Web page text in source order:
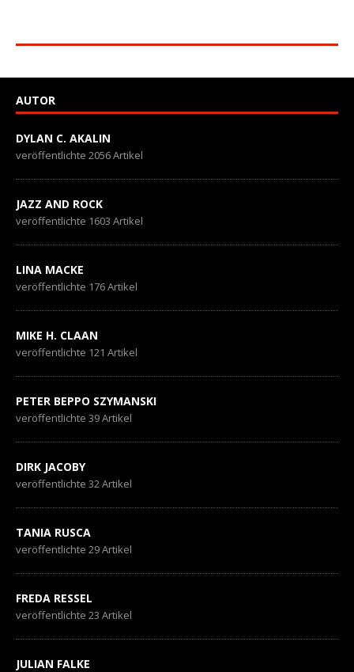
AUTOR
DYLAN C. AKALIN
veröffentlichte 2056 Artikel
JAZZ AND ROCK
veröffentlichte 1603 Artikel
LINA MACKE
veröffentlichte 176 Artikel
MIKE H. CLAAN
veröffentlichte 121 Artikel
PETER BEPPO SZYMANSKI
veröffentlichte 39 Artikel
DIRK JACOBY
veröffentlichte 32 Artikel
TANIA RUSCA
veröffentlichte 29 Artikel
FREDA RESSEL
veröffentlichte 23 Artikel
JULIAN FALKE